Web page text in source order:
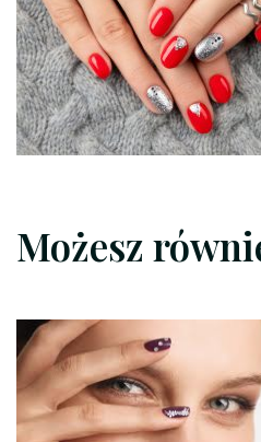
Możesz